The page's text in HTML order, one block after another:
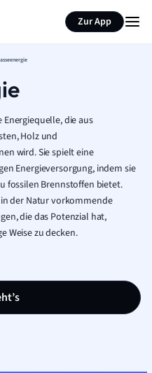
Zur App
die aus
Holz und
wird. Sie spielt eine
Energieversorgung, indem sie
fossilen Brennstoffen bietet.
der Natur vorkommende
die das Potenzial hat,
Weise zu decken.